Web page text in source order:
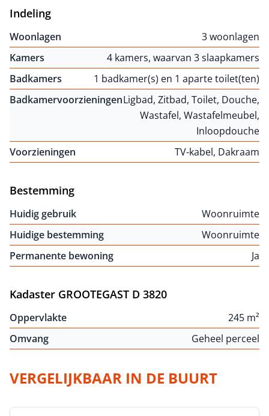
Indeling
Woonlagen
3 woonlagen
Kamers
4 kamers, waarvan 3 slaapkamers
Badkamers
1 badkamer(s) en 1 aparte toilet(ten)
BadkamervoorzieningenLigbad, Zitbad, Toilet, Douche,
Wastafel, Wastafelmeubel,
Inloopdouche
Voorzieningen
TV-kabel, Dakraam
Bestemming
Huidig gebruik
Woonruimte
Huidige bestemming
Woonruimte
Permanente bewoning
Ja
Kadaster GROOTEGAST D 3820
Oppervlakte
245 m²
Omvang
Geheel perceel
VERGELIJKBAAR IN DE BUURT